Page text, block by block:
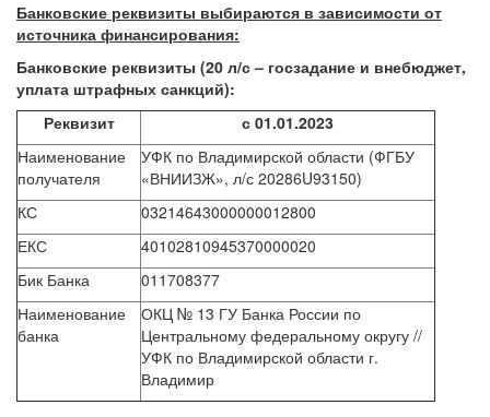
Банковские реквизиты выбираются в зависимости от
источника финансирования:
Банковские реквизиты (20 л/с – госзадание и внебюджет,
уплата штрафных санкций):
Реквизит
с 01.01.2023
Наименование
получателя
УФК по Владимирской области (ФГБУ
«ВНИИЗЖ», л/с 20286U93150)
КС
03214643000000012800
ЕКС
40102810945370000020
Бик Банка
011708377
Наименование
банка
ОКЦ № 13 ГУ Банка России по
Центральному федеральному округу //
УФК по Владимирской области г.
Владимир